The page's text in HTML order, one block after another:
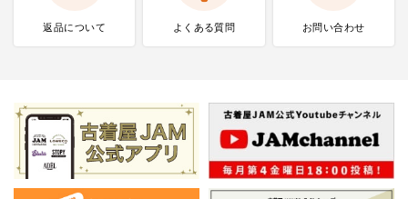
返品について よくある質問 お問い合わせ